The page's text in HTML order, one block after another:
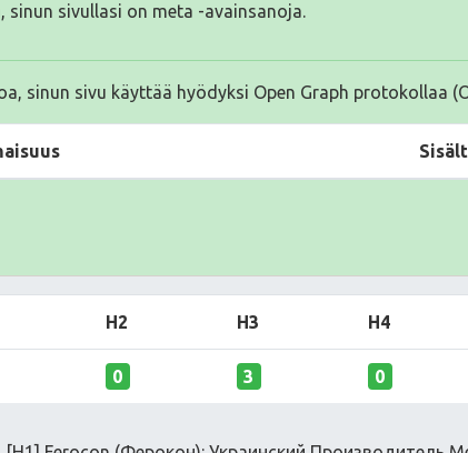
sinun sivullasi on meta -avainsanoja.
sinun sivu käyttää hyödyksi Open Graph protokollaa
H2 H3 H4
0 3 0